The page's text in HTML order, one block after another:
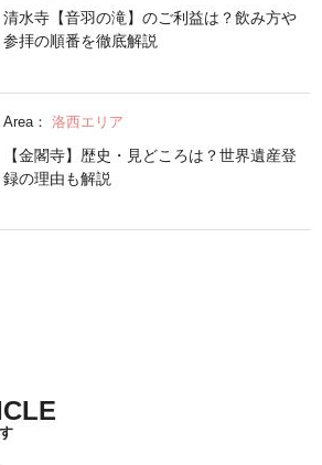
清水寺【音羽の滝】のご利益は？飲み方や
参拝の順番を徹底解説
Area： 洛西エリア
【金閣寺】歴史・見どころは？世界遺産登
録の理由も解説